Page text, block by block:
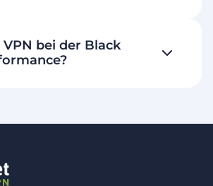
bei der Black